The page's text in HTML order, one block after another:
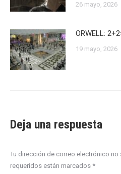
26 mayo, 2026
ORWELL:
19 mayo, 2026
Deja una respuesta
Tu dirección de correo electrónico
requeridos están marcados *